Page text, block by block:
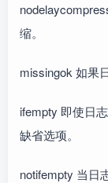
缩。
missingok 如果
ifempty 即使日
缺省选项。
notifempty 当日